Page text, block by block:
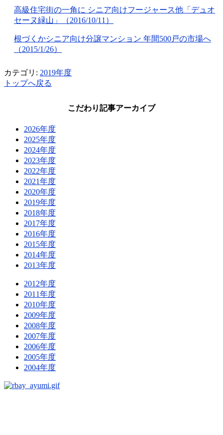
高級住宅街の一角に シニア向けフージャース他「デュオ
セーヌ緑山」（2016/10/11）
根づくかシニア向け分譲マンション 年間500戸の市場へ
（2015/1/26）
カテゴリ: 2019年度
トップへ戻る
こだわり記事アーカイブ
2026年度
2025年度
2024年度
2023年度
2022年度
2021年度
2020年度
2019年度
2018年度
2017年度
2016年度
2015年度
2014年度
2013年度
2012年度
2011年度
2010年度
2009年度
2008年度
2007年度
2006年度
2005年度
2004年度